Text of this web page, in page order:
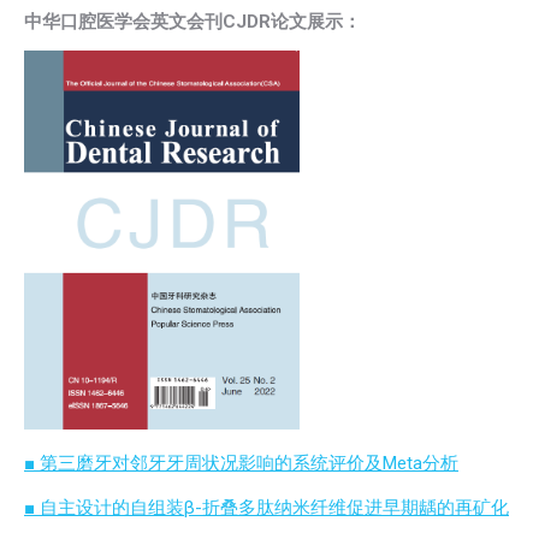
中华口腔医学会英文会刊CJDR论文展示：
■ 第三磨牙对邻牙牙周状况影响的系统评价及Meta分析
■ 自主设计的自组装β-折叠多肽纳米纤维促进早期龋的再矿化